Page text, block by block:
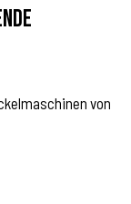
von